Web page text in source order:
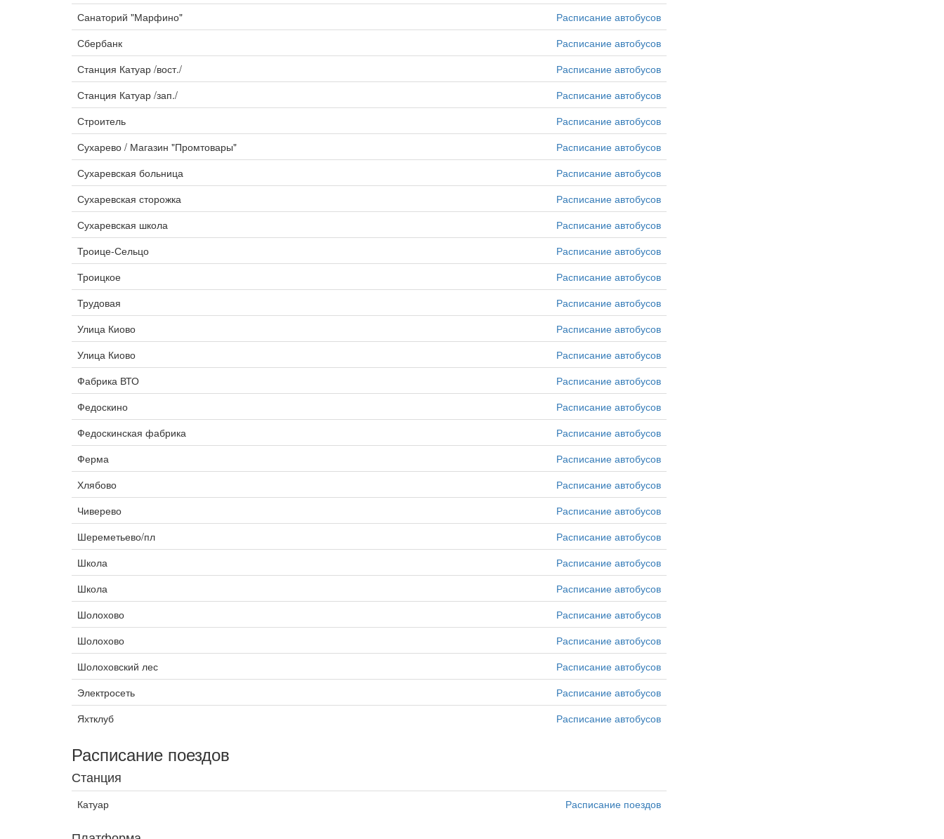
Санаторий "Марфино"
Расписание автобусов
Сбербанк
Расписание автобусов
Станция Катуар /вост./
Расписание автобусов
Станция Катуар /зап./
Расписание автобусов
Строитель
Расписание автобусов
Сухарево / Магазин "Промтовары"
Расписание автобусов
Сухаревская больница
Расписание автобусов
Сухаревская сторожка
Расписание автобусов
Сухаревская школа
Расписание автобусов
Троице-Сельцо
Расписание автобусов
Троицкое
Расписание автобусов
Трудовая
Расписание автобусов
Улица Киово
Расписание автобусов
Улица Киово
Расписание автобусов
Фабрика ВТО
Расписание автобусов
Федоскино
Расписание автобусов
Федоскинская фабрика
Расписание автобусов
Ферма
Расписание автобусов
Хлябово
Расписание автобусов
Чиверево
Расписание автобусов
Шереметьево/пл
Расписание автобусов
Школа
Расписание автобусов
Школа
Расписание автобусов
Шолохово
Расписание автобусов
Шолохово
Расписание автобусов
Шолоховский лес
Расписание автобусов
Электросеть
Расписание автобусов
Яхтклуб
Расписание автобусов
Расписание поездов
Станция
Катуар Расписание поездов